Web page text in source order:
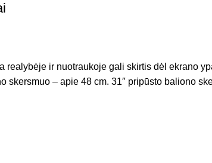
realybėje ir nuotraukoje gali skirtis dėl ekrano
skersmuo – apie 48 cm. 31″ pripūsto baliono